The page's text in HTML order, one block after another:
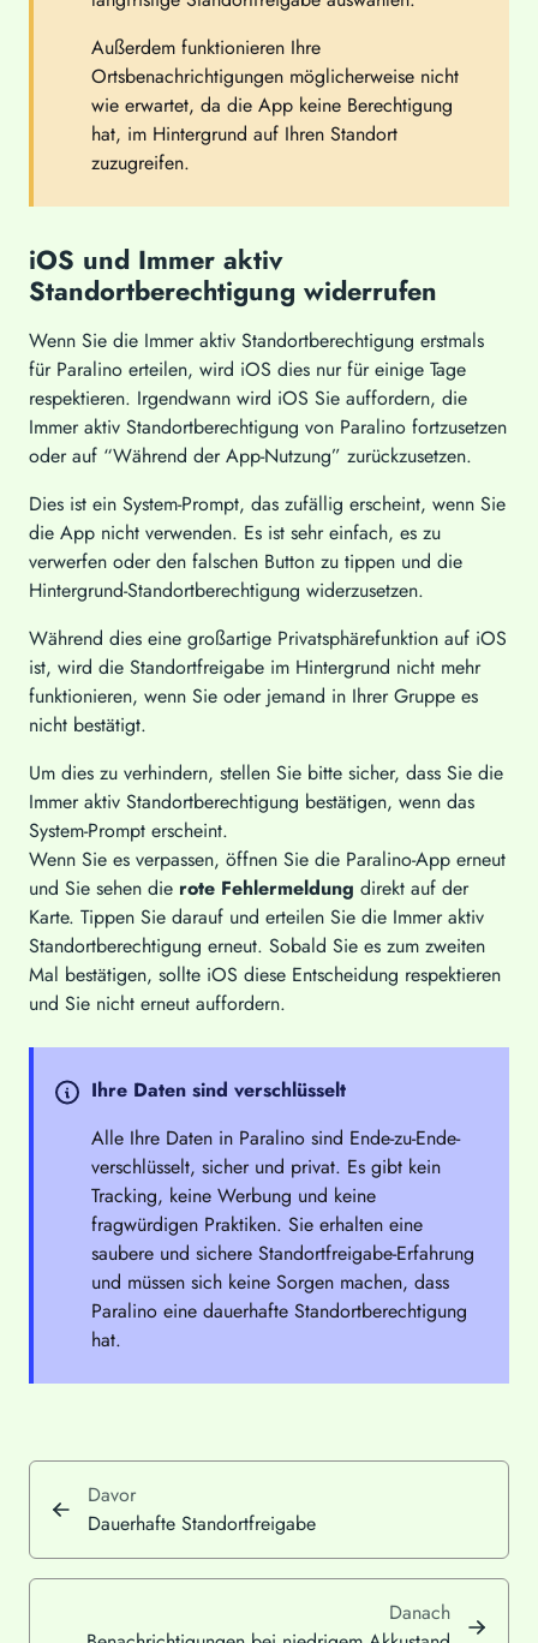
Außerdem funktionieren Ihre
Ortsbenachrichtigungen möglicherweise nicht
wie erwartet, da die App keine Berechtigung
hat, im Hintergrund auf Ihren Standort
zuzugreifen.
iOS und Immer aktiv
Standortberechtigung widerrufen
Wenn Sie die Immer aktiv Standortberechtigung erstmals
für Paralino erteilen, wird iOS dies nur für einige Tage
respektieren. Irgendwann wird iOS Sie auffordern, die
Immer aktiv Standortberechtigung von Paralino fortzusetzen
oder auf “Während der App-Nutzung” zurückzusetzen.
Dies ist ein System-Prompt, das zufällig erscheint, wenn Sie
die App nicht verwenden. Es ist sehr einfach, es zu
verwerfen oder den falschen Button zu tippen und die
Hintergrund-Standortberechtigung widerzusetzen.
Während dies eine großartige Privatsphärefunktion auf iOS
ist, wird die Standortfreigabe im Hintergrund nicht mehr
funktionieren, wenn Sie oder jemand in Ihrer Gruppe es
nicht bestätigt.
Um dies zu verhindern, stellen Sie bitte sicher, dass Sie die
Immer aktiv Standortberechtigung bestätigen, wenn das
System-Prompt erscheint.
Wenn Sie es verpassen, öffnen Sie die Paralino-App erneut
und Sie sehen die rote Fehlermeldung direkt auf der
Karte. Tippen Sie darauf und erteilen Sie die Immer aktiv
Standortberechtigung erneut. Sobald Sie es zum zweiten
Mal bestätigen, sollte iOS diese Entscheidung respektieren
und Sie nicht erneut auffordern.
Ihre Daten sind verschlüsselt
Alle Ihre Daten in Paralino sind Ende-zu-Ende-
verschlüsselt, sicher und privat. Es gibt kein
Tracking, keine Werbung und keine
fragwürdigen Praktiken. Sie erhalten eine
saubere und sichere Standortfreigabe-Erfahrung
und müssen sich keine Sorgen machen, dass
Paralino eine dauerhafte Standortberechtigung
hat.
Davor
Dauerhafte Standortfreigabe
Danach